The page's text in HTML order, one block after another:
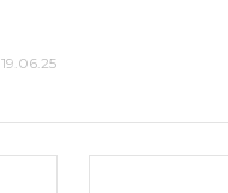
19.06.25